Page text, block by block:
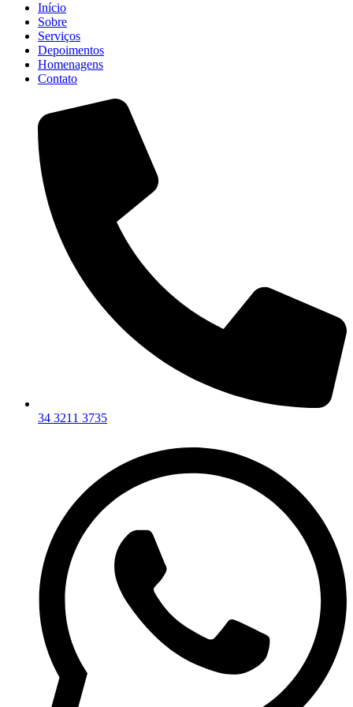
Início
Sobre
Serviços
Depoimentos
Homenagens
Contato
34 3211 3735